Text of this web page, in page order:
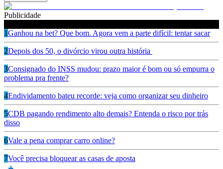
Publicidade
1Ganhou na bet? Que bom. Agora vem a parte difícil: tentar sacar
2Depois dos 50, o divórcio virou outra história
3Consignado do INSS mudou: prazo maior é bom ou só empurra o
problema pra frente?
4Endividamento bateu recorde: veja como organizar seu dinheiro
5CDB pagando rendimento alto demais? Entenda o risco por trás
disso
6Vale a pena comprar carro online?
7Você precisa bloquear as casas de aposta